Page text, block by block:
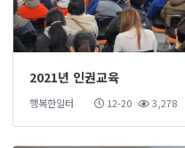
2021년 인권교육
행복한일터 12-20 3,278